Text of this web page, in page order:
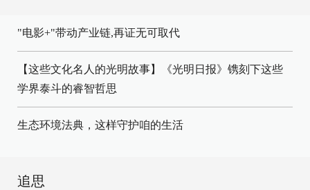
"电影+"带动产业链,再证无可取代
【这些文化名人的光明故事】《光明日报》镌刻下这些
学界泰斗的睿智哲思
生态环境法典，这样守护咱的生活
追思